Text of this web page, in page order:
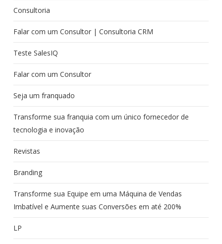
Consultoria
Falar com um Consultor | Consultoria CRM
Teste SalesIQ
Falar com um Consultor
Seja um franquado
Transforme sua franquia com um único fornecedor de
tecnologia e inovação
Revistas
Branding
Transforme sua Equipe em uma Máquina de Vendas
Imbatível e Aumente suas Conversões em até 200%
LP